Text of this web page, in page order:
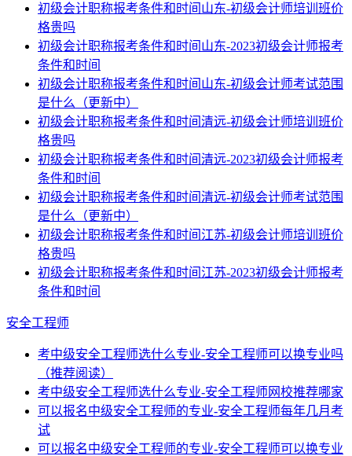
初级会计职称报考条件和时间山东-初级会计师培训班价
格贵吗
初级会计职称报考条件和时间山东-2023初级会计师报考
条件和时间
初级会计职称报考条件和时间山东-初级会计师考试范围
是什么（更新中）
初级会计职称报考条件和时间清远-初级会计师培训班价
格贵吗
初级会计职称报考条件和时间清远-2023初级会计师报考
条件和时间
初级会计职称报考条件和时间清远-初级会计师考试范围
是什么（更新中）
初级会计职称报考条件和时间江苏-初级会计师培训班价
格贵吗
初级会计职称报考条件和时间江苏-2023初级会计师报考
条件和时间
安全工程师
考中级安全工程师选什么专业-安全工程师可以换专业吗
（推荐阅读）
考中级安全工程师选什么专业-安全工程师网校推荐哪家
可以报名中级安全工程师的专业-安全工程师每年几月考
试
可以报名中级安全工程师的专业-安全工程师可以换专业